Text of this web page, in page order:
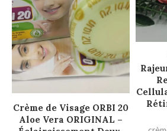
AJOUTER AU PANIER
Crème de Visage ORBI 20
Aloe Vera ORIGINAL –